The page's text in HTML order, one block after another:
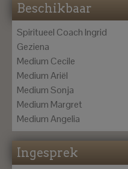
Beschikbaar
Spiritueel Coach Ingrid
Geziena
Medium Cecile
Medium Ariël
Medium Sonja
Medium Margret
Medium Angelia
Ingesprek